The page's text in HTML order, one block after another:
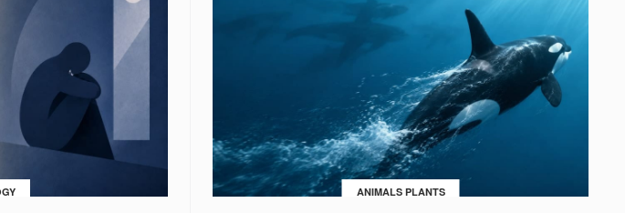
ANIMALS PLANTS